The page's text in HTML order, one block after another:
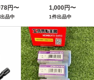
み込みを大幅軽減
008
円〜
品中
13mm 六角シャンク
変換 アタッチメント
工具アクセサリー
1,000円〜
1件出品中